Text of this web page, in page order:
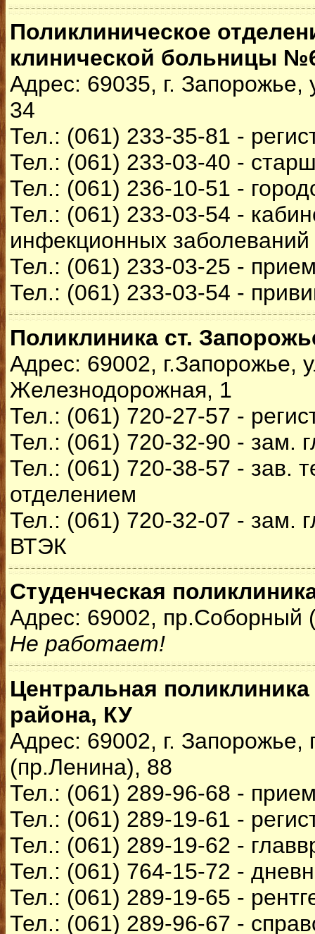
Поликлиническое
клинической больницы
Адрес: 69035, г. Запорожье,
34
Тел.: (061) 233-35-81 -
Тел.: (061) 233-03-40 -
Тел.: (061) 236-10-51 -
Тел.: (061) 233-03-54 -
инфекционных заболеваний
Тел.: (061) 233-03-25 -
Тел.: (061) 233-03-54 -
Поликлиника ст.
Адрес: 69002, г.Запорожье,
Железнодорожная, 1
Тел.: (061) 720-27-57 -
Тел.: (061) 720-32-90 - зам.
Тел.: (061) 720-38-57 - зав.
отделением
Тел.: (061) 720-32-07 - зам.
ВТЭК
Студенческая
Адрес: 69002, пр.Соборный
Не работает!
Центральная
района, КУ
Адрес: 69002, г.
(пр.Ленина), 88
Тел.: (061) 289-96-68 -
Тел.: (061) 289-19-61 -
Тел.: (061) 289-19-62 -
Тел.: (061) 764-15-72 -
Тел.: (061) 289-19-65 -
Тел.: (061) 289-96-67 -